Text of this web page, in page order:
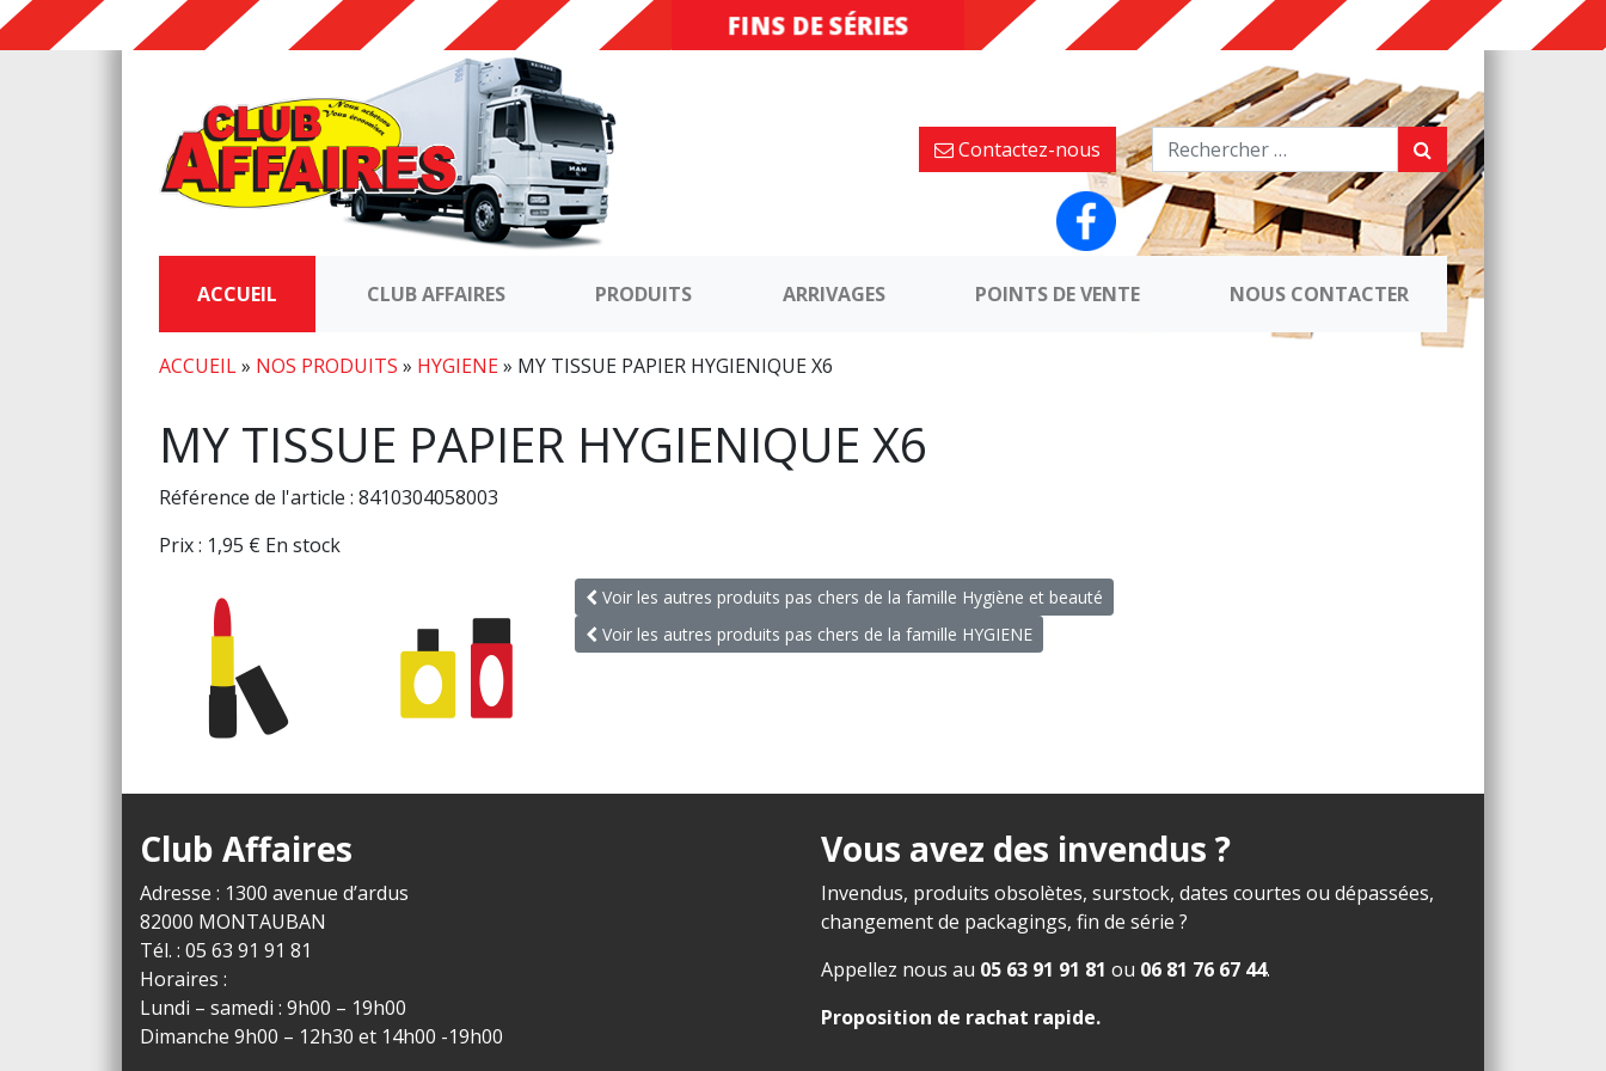
DESTOCKAGE
FINS DE SÉRIES
Contactez-nous
ACCUEIL CLUB AFFAIRES PRODUITS ARRIVAGES POINTS DE VENTE NOUS CONTACTER
ACCUEIL» NOS PRODUITS » HYGIENE» MY TISSUE PAPIER HYGIENIQUE X6
MY TISSUE PAPIER HYGIENIQUE X6
Référence de l'article : 8410304058003
Prix : 1,95 € En stock
Voir les autres produits pas chers de la famille Hygiène et beauté
Voir les autres produits pas chers de la famille HYGIENE
Club Affaires
Adresse : 1300 avenue d’ardus
82000 MONTAUBAN
Tél. : 05 63 91 91 81
Horaires :
Lundi – samedi : 9h00 – 19h00
Dimanche 9h00 – 12h30 et 14h00 -19h00
Vous avez des invendus ?
Invendus, produits obsolètes, surstock, dates courtes ou dépassées,
changement de packagings, fin de série ?
Appellez nous au 05 63 91 91 81 ou 06 81 76 67 44.
Proposition de rachat rapide.